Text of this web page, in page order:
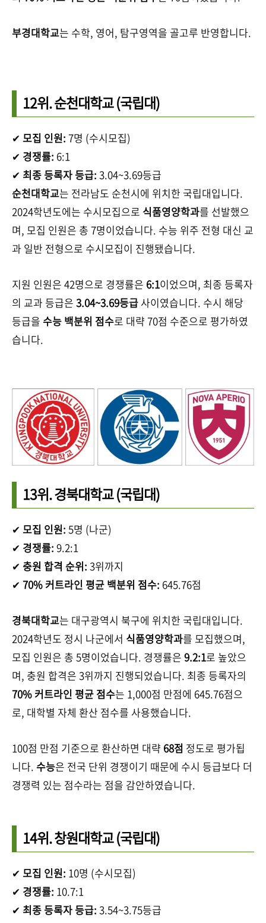
부경대학교는 수학, 영어, 탐구영역을 골고루 반영합니다.
12위.순천대학교(국립대)
✔ 모집 인원: 7명 (수시모집)
✔ 경쟁률: 6:1
✔ 최종 등록자 등급: 3.04~3.69등급
순천대학교는 전라남도 순천시에 위치한 국립대입니다.
2024학년도에는 수시모집으로 식품영양학과를 선발했으
며, 모집 인원은 총 7명이었습니다. 수능 위주 전형 대신 교
과 일반 전형으로 수시모집이 진행됐습니다.
지원 인원은 42명으로 경쟁률은 6:1이었으며, 최종 등록자
의 교과 등급은 3.04~3.69등급 사이였습니다. 수시 해당
등급을 수능 백분위 점수로 대략 70점 수준으로 평가하였
습니다.
13위.경북대학교(국립대)
✔ 모집 인원: 5명 (나군)
✔ 경쟁률: 9.2:1
✔ 충원 합격 순위: 3위까지
✔ 70% 커트라인 평균 백분위 점수: 645.76점
경북대학교는 대구광역시 북구에 위치한 국립대입니다.
2024학년도 정시 나군에서 식품영양학과를 모집했으며,
모집 인원은 총 5명이었습니다. 경쟁률은 9.2:1로 높았으
며, 충원 합격은 3위까지 진행되었습니다. 최종 등록자의
70% 커트라인 평균 점수는 1,000점 만점에 645.76점으
로, 대학별 자체 환산 점수를 사용했습니다.
100점 만점 기준으로 환산하면 대략 68점 정도로 평가됩
니다. 수능은 전국 단위 경쟁이기 때문에 수시 등급보다 더
경쟁력 있는 점수라는 점을 감안하였습니다.
14위.창원대학교(국립대)
✔ 모집 인원: 10명 (수시모집)
✔ 경쟁률: 10.7:1
✔ 최종 등록자 등급: 3.54~3.75등급